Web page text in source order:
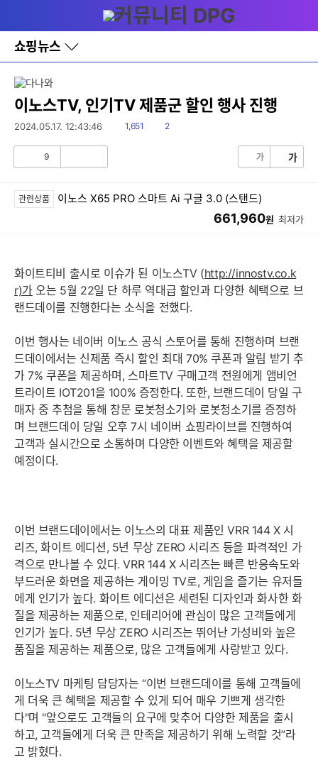
와
홈
쇼핑뉴스
바
로
레
이
어
토
이노스TV, 인기TV 제품군 할인 행사 진행
2024.05.17. 12:43:46
읽
1,651
댓
2
9 가 가
관련상품 이노스 X65 PRO 스마트 Ai 구글 3.0 (스탠드)
661,960원 최저가
화이트티비 출시로 이슈가 된 이노스TV (http://innostv.co.k
r)가오는 5월 22일 단 하루 역대급 할인과 다양한 혜택으로 브
랜드데이를 진행한다는 소식을 전했다.
이번 행사는 네이버 이노스 공식 스토어를 통해 진행하며 브랜
드데이에서는 신제품 즉시 할인 최대 70% 쿠폰과 알림 받기 추
가 7% 쿠폰을 제공하며, 스마트TV 구매고객 전원에게 앰비언
트라이트 IOT201을 100% 증정한다. 또한, 브랜드데이 당일 구
매자 중 추첨을 통해 창문 로봇청소기와 로봇청소기를 증정하
며 브랜드데이 당일 오후 7시 네이버 쇼핑라이브를 진행하여
고객과 실시간으로 소통하며 다양한 이벤트와 혜택을 제공할
예정이다.
이번 브랜드데이에서는 이노스의 대표 제품인 VRR 144 X 시
리즈, 화이트 에디션, 5년 무상 ZERO 시리즈 등을 파격적인 가
격으로 만나볼 수 있다. VRR 144 X 시리즈는 빠른 반응속도와
부드러운 화면을 제공하는 게이밍 TV로, 게임을 즐기는 유저들
에게 인기가 높다. 화이트 에디션은 세련된 디자인과 화사한 화
질을 제공하는 제품으로, 인테리어에 관심이 많은 고객들에게
인기가 높다. 5년 무상 ZERO 시리즈는 뛰어난 가성비와 높은
품질을 제공하는 제품으로, 많은 고객들에게 사랑받고 있다.
이노스TV 마케팅 담당자는 “이번 브랜드데이를 통해 고객들에
게 더욱 큰 혜택을 제공할 수 있게 되어 매우 기쁘게 생각한
다"며 "앞으로도 고객들의 요구에 맞추어 다양한 제품을 출시
하고, 고객들에게 더욱 큰 만족을 제공하기 위해 노력할 것”라
고 밝혔다.